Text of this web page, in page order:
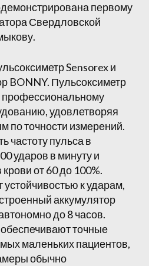
первому
Свердловской
Sensorex и
BONNY. Пульсоксиметр
профессиональному
удовлетворяя
по точности измерений.
частоту пульса в
ударов в минуту и
от 60 до 100%.
устойчивостью к ударам,
аккумулятор
до 8 часов.
точные
маленьких пациентов,
обычно